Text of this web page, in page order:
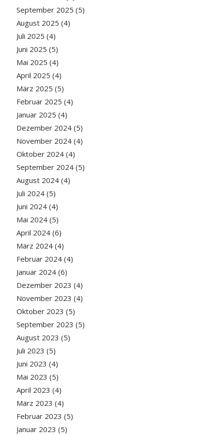
September 2025 (5)
August 2025 (4)
Juli 2025 (4)
Juni 2025 (5)
Mai 2025 (4)
April 2025 (4)
März 2025 (5)
Februar 2025 (4)
Januar 2025 (4)
Dezember 2024(5)
November 2024(4)
Oktober 2024(4)
September 2024(5)
August 2024(4)
Juli 2024(5)
Juni 2024(4)
Mai 2024(5)
April 2024(6)
März 2024(4)
Februar 2024(4)
Januar 2024(6)
Dezember 2023 (4)
November 2023 (4)
Oktober 2023 (5)
September 2023 (5)
August 2023 (5)
Juli 2023 (5)
Juni 2023 (4)
Mai 2023 (5)
April 2023 (4)
März 2023 (4)
Februar 2023 (5)
Januar 2023 (5)